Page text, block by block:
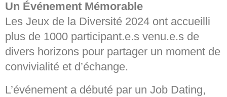
Un Événement Mémorable
Les Jeux de la Diversité 2024 ont accueilli
plus de 1000 participant.e.s venu.e.s de
divers horizons pour partager un moment de
convivialité et d’échange.
L’événement a débuté par un Job Dating,